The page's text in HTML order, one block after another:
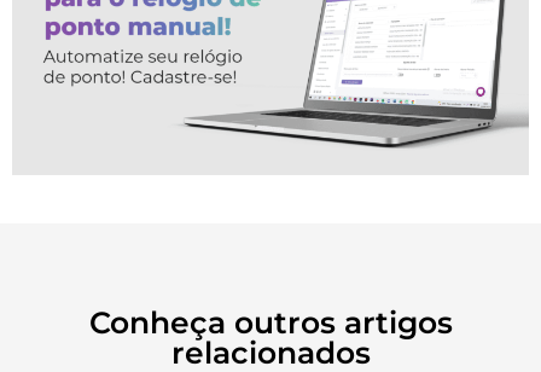
Conheça outros artigos
relacionados